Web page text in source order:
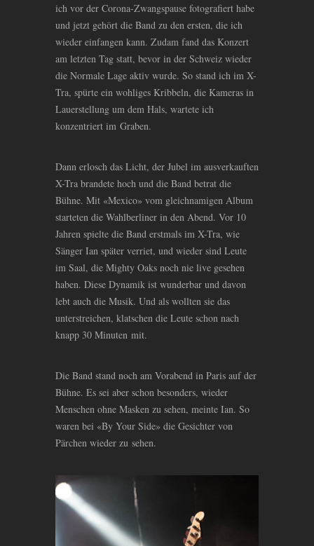
ich vor der Corona-Zwangspause fotografiert habe
und jetzt gehört die Band zu den ersten, die ich
wieder einfangen kann. Zudam fand das Konzert
am letzten Tag statt, bevor in der Schweiz wieder
die Normale Lage aktiv wurde. So stand ich im X-
Tra, spürte ein wohliges Kribbeln, die Kameras in
Lauerstellung um dem Hals, wartete ich
konzentriert im Graben.
Dann erlosch das Licht, der Jubel im ausverkauften
X-Tra brandete hoch und die Band betrat die
Bühne. Mit «Mexico» vom gleichnamigen Album
starteten die Wahlberliner in den Abend. Vor 10
Jahren spielte die Band erstmals im X-Tra, wie
Sänger Ian später verriet, und wieder sind Leute
im Saal, die Mighty Oaks noch nie live gesehen
haben. Diese Dynamik ist wunderbar und davon
lebt auch die Musik. Und als wollten sie das
unterstreichen, klatschen die Leute schon nach
knapp 30 Minuten mit.
Die Band stand noch am Vorabend in Paris auf der
Bühne. Es sei aber schon besonders, wieder
Menschen ohne Masken zu sehen, meinte Ian. So
waren bei «By Your Side» die Gesichter von
Pärchen wieder zu sehen.